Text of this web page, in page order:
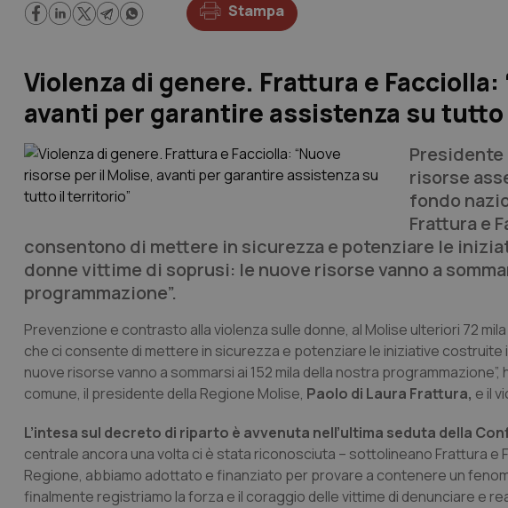
Stampa
Violenza di genere. Frattura e
avanti per garantire assistenza su
risorse
fondo
Frattura e
consentono di mettere in sicurezza e potenziare le
donne vittime di soprusi: le nuove risorse vanno a
programmazione”.
Prevenzione e contrasto alla violenza sulle donne, al Molise ulteriori 72
che ci consente di mettere in sicurezza e potenziare le iniziative costruite
nuove risorse vanno a sommarsi ai 152 mila della nostra
comune, il presidente della Regione Molise, Paolo di Laura Frattura, e il
L’intesa sul decreto di riparto è avvenuta nell’ultima seduta della
centrale ancora una volta ci è stata riconosciuta – sottolineano Frattura e
Regione, abbiamo adottato e finanziato per provare a contenere un
finalmente registriamo la forza e il coraggio delle vittime di denunciare e